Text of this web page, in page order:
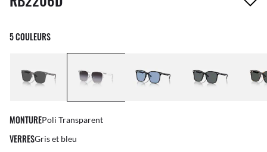
5 COULEURS
MONTUREPoli Transparent
VERRESGris et bleu